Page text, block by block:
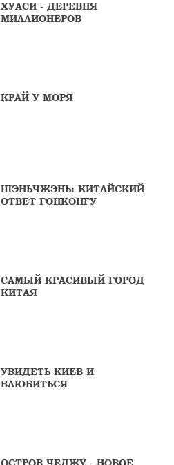
ХУАСИ - ДЕРЕВНЯ
МИЛЛИОНЕРОВ
КРАЙ У МОРЯ
ШЭНЬЧЖЭНЬ: КИТАЙСКИЙ
ОТВЕТ ГОНКОНГУ
САМЫЙ КРАСИВЫЙ ГОРОД
КИТАЯ
УВИДЕТЬ КИЕВ И
ВЛЮБИТЬСЯ